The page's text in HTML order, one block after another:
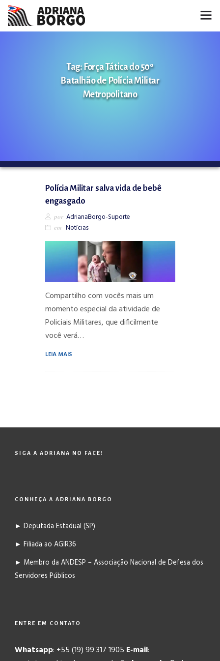
CONHEÇA A ADRIANA
Tag: Força Tática do 50º
Batalhão de Polícia Militar
Metropolitano
Polícia Militar salva vida de bebê
engasgado
por AdrianaBorgo-Suporte
em Notícias
Compartilho com vocês mais um
momento especial da atividade de
Policiais Militares, que dificilmente
você verá…
LEIA MAIS
SIGA A ADRIANA NO FACE!
CONHEÇA A ADRIANA BORGO
► Deputada Estadual (SP)
► Filiada ao AGIR36
► Membro da ANDESP – Associação Nacional de Defesa dos
Servidores Públicos
ENTRE EM CONTATO
Whatsapp: +55 (19) 99 317 1905 E-mail: